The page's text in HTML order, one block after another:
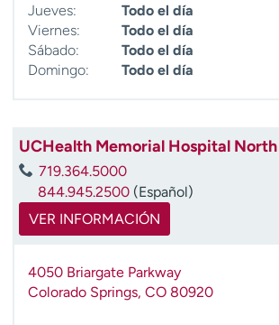
Jueves:
Todo el día
Viernes:
Todo el día
Sábado:
Todo el día
Domingo:
Todo el día
UCHealth Memorial Hospital North
719.364.5000
844.945.2500 (Español)
VER INFORMACIÓN
4050 Briargate Parkway
Colorado Springs, CO 80920